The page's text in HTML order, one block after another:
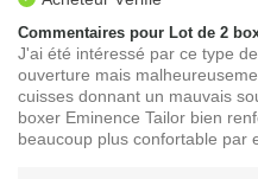
Commentaires pour Lot de 2
J'ai été intéressé par ce type
ouverture mais
cuisses donnant un mauvais
boxer Eminence Tailor bien
beaucoup plus confortable par